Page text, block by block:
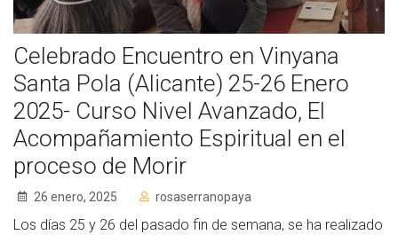
Celebrado Encuentro en Vinyana
Santa Pola (Alicante) 25-26 Enero
2025- Curso Nivel Avanzado, El
Acompañamiento Espiritual en el
proceso de Morir
26 enero, 2025 rosaserranopaya
Los días 25 y 26 del pasado fin de semana, se ha realizado